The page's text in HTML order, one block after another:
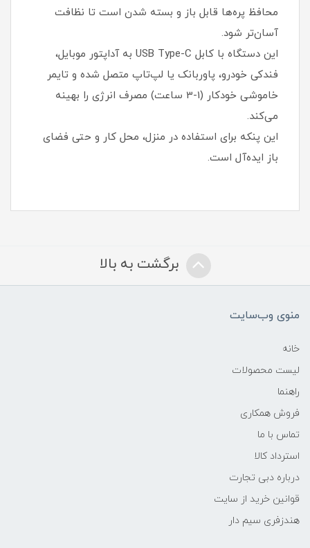
محافظ پره‌ها قابل باز و بسته شدن است تا نظافت
آسان‌تر شود.
این دستگاه با کابل USB Type-C به آداپتور موبایل،
فندکی خودرو، پاوربانک یا لپ‌تاپ متصل شده و تایمر
خاموشی خودکار (1-3 ساعت) مصرف انرژی را بهینه
می‌کند.
این پنکه برای استفاده در منزل، محل کار و حتی فضای
باز ایده‌آل است.
برگشت به بالا
منوی وب‌سایت
خانه
لیست محصولات
راهنما
فروش همکاری
تماس با ما
استرداد کالا
درباره دبی تجارت
قوانین خرید از سایت
هندزفری سیم دار